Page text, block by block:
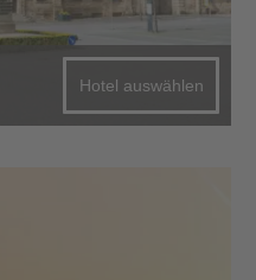
Hotel auswählen